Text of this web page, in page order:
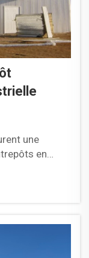
une
en
grâce
et à une
acier à froid